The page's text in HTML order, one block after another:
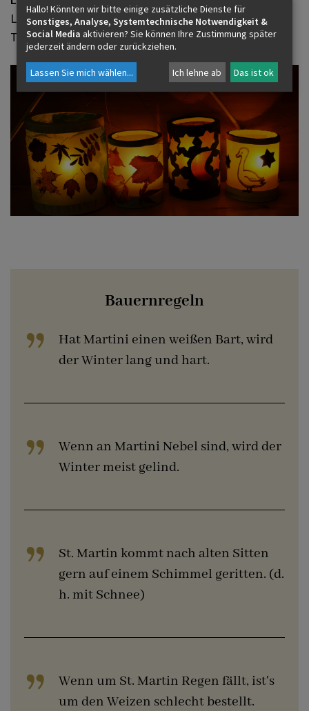
Lichterprozession, mit der Martins Leichnam nach
Tours überführt wurde.
Bauernregeln
Hat Martini einen weißen Bart, wird
der Winter lang und hart.
Wenn an Martini Nebel sind, wird der
Winter meist gelind.
St. Martin kommt nach alten Sitten
gern auf einem Schimmel geritten. (d.
h. mit Schnee)
Wenn um St. Martin Regen fällt, ist's
um den Weizen schlecht bestellt.
Hallo! Könnten wir bitte einige zusätzliche Dienste für
Sonstiges, Analyse, Systemtechnische Notwendigkeit &
Social Media aktivieren? Sie können Ihre Zustimmung später
jederzeit ändern oder zurückziehen.
Lassen Sie mich wählen... Ich lehne ab Das ist ok